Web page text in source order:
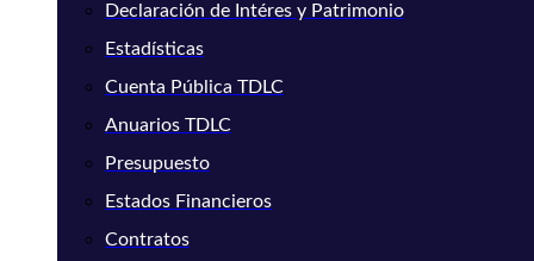
Declaración de Intéres y Patrimonio
Estadísticas
Cuenta Pública TDLC
Anuarios TDLC
Presupuesto
Estados Financieros
Contratos